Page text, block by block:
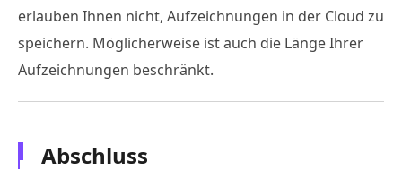
erlauben Ihnen nicht, Aufzeichnungen in der Cloud zu
speichern. Möglicherweise ist auch die Länge Ihrer
Aufzeichnungen beschränkt.
Abschluss